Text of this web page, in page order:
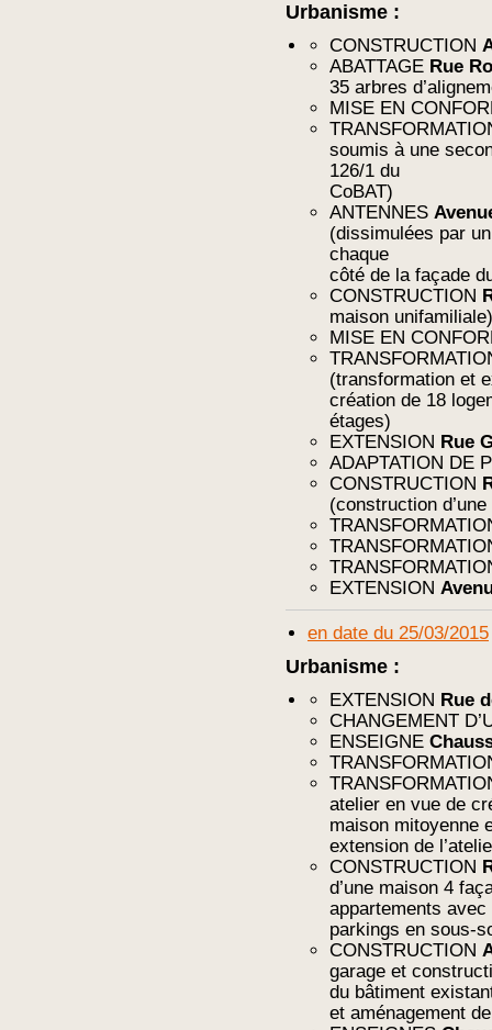
Urbanisme :
CONSTRUCTION
ABATTAGE Rue
35 arbres
MISE EN
soumis à une
126/1 du
CoBAT)
ANTENNES
(dissimulées par
chaque
côté de la façade
CONSTRUCTION
maison unifamiliale)
MISE EN
(transformation et
création de 18
étages)
EXTENSION Rue
ADAPTATION DE
CONSTRUCTION
(construction
EXTENSION
en date du 25/03/2015
Urbanisme :
EXTENSION Rue
CHANGEMENT
ENSEIGNE
atelier en vue de
maison mitoyenne
extension de
CONSTRUCTION
d’une maison 4
appartements avec
parkings en sous-
CONSTRUCTION
garage et
du bâtiment
et aménagement